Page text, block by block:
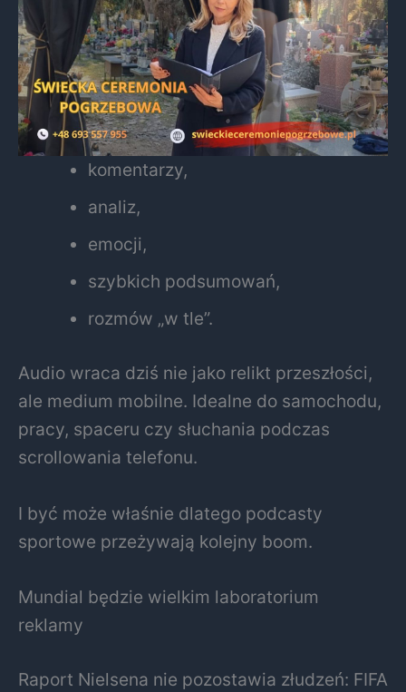
komentarzy,
analiz,
emocji,
szybkich podsumowań,
rozmów „w tle”.
Audio wraca dziś nie jako relikt przeszłości,
ale medium mobilne. Idealne do samochodu,
pracy, spaceru czy słuchania podczas
scrollowania telefonu.
I być może właśnie dlatego podcasty
sportowe przeżywają kolejny boom.
Mundial będzie wielkim laboratorium
reklamy
Raport Nielsena nie pozostawia złudzeń: FIFA